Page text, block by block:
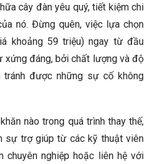
cây đàn yêu quý, tiết kiệm chi
nó. Đừng quên, việc lựa chọn
khoảng 59 triệu) ngay từ đầu
xứng đáng, bởi chất lượng và độ
được những sự cố không
nào trong quá trình thay thế,
sự trợ giúp từ các kỹ thuật viên
chuyên nghiệp hoặc liên hệ với